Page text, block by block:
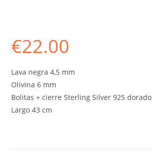
€22.00
Lava negra 4,5 mm
Olivina 6 mm
Bolitas + cierre Sterling Silver 925 dorado
Largo 43 cm